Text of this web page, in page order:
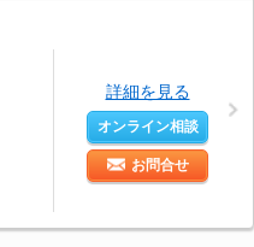
詳細を見る
オンライン相談
お問合せ